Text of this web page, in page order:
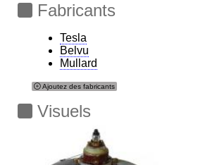
Fabricants
Tesla
Belvu
Mullard
Ajoutez des fabricants
Visuels